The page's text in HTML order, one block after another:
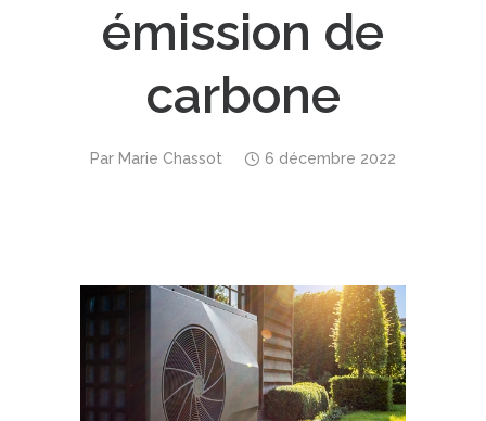
émission de
carbone
Par Marie Chassot 6 décembre 2022